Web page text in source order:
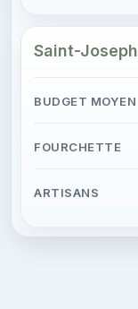
Saint-Joseph